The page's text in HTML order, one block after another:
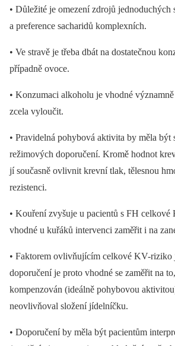
• Důležité je omezení zdrojů jednoduchých
a preference sacharidů komplexních.
• Ve stravě je třeba dbát na dostatečnou
případně ovoce.
• Konzumaci alkoholu je vhodné
zcela vyloučit.
• Pravidelná pohybová aktivita by měla být
režimových doporučení. Kromě hodnot
jí současně ovlivnit krevní tlak, tělesnou
rezistenci.
• Kouření zvyšuje u pacientů s FH
vhodné u kuřáků intervenci zaměřit i na
• Faktorem ovlivňujícím celkové KV-riziko
doporučení je proto vhodné se zaměřit na
kompenzován (ideálně pohybovou
neovlivňoval složení jídelníčku.
• Doporučení by měla být pacientům